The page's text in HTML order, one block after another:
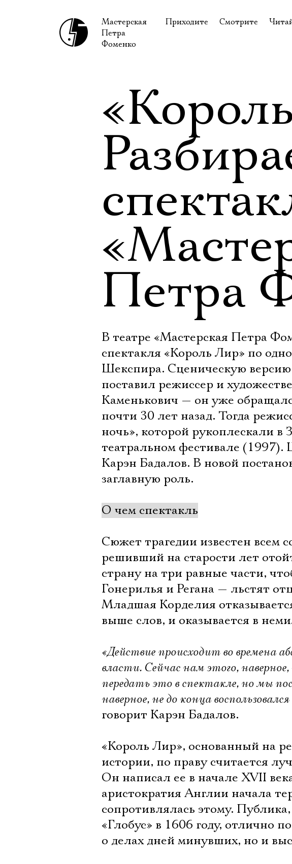
Мастерская
Петра
Фоменко
Приходите
Правила посещения
Как добраться
Смотрите
Внеклассные
Петра
В театре «Мастерская Петра
спектакля «Король Лир» по
Шекспира. Сценическую
поставил режиссер и
Каменькович — он уже
почти 30 лет назад. Тогда
ночь», которой рукоплескали
театральном фестивале
Карэн Бадалов. В новой
заглавную роль.
О чем спектакль
Сюжет трагедии известен всем
решивший на старости лет
страну на три равные части,
Гонерилья и Регана — льстят
Младшая Корделия
выше слов, и оказывается в
«Действие происходит во времена
власти. Сейчас нам этого,
передать это в спектакле, но мы
наверное, не до конца
говорит Карэн Бадалов.
«Король Лир», основанный на
истории, по праву считается
Он написал ее в начале XVII
аристократия Англии начала
сопротивлялась этому.
«Глобус» в 1606 году, отлично
о делах дней минувших, но и